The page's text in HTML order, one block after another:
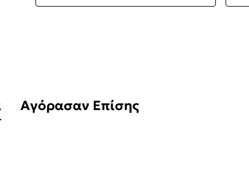
Αγόρασαν Επίσης